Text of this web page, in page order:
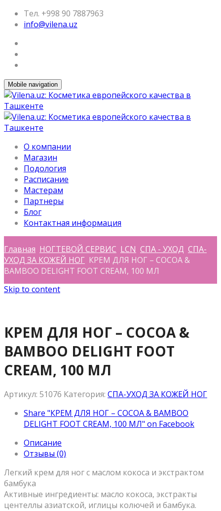
Тел. +998 90 7887963
info@vilena.uz
Mobile navigation
О компании
Магазин
Подология
Расписание
Мастерам
Партнеры
Блог
Контактная информация
Главная НОГТЕВОЙ СЕРВИС LCN СПА - УХОД СПА-
УХОД ЗА КОЖЕЙ НОГ КРЕМ ДЛЯ НОГ – COCOA &
BAMBOO DELIGHT FOOT CREAM, 100 МЛ
Skip to content
КРЕМ ДЛЯ НОГ – COCOA &
BAMBOO DELIGHT FOOT
CREAM, 100 МЛ
Артикул: 51076 Категория: СПА-УХОД ЗА КОЖЕЙ НОГ
Share "КРЕМ ДЛЯ НОГ – COCOA & BAMBOO
DELIGHT FOOT CREAM, 100 МЛ" on Facebook
Описание
Отзывы (0)
Легкий крем для ног с маслом кокоса и экстрактом
бамбука
Активные ингредиенты: масло кокоса, экстракты
центеллы азиатской, иглицы колючей и бамбука.